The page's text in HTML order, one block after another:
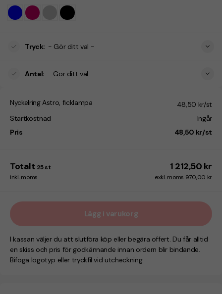
Tryck: - Gör ditt val -
Antal: - Gör ditt val -
Nyckelring Astro, ficklampa
48,50 kr/st
Startkostnad
Ingår
Pris
48,50 kr/st
Totalt 25 st 1 212,50 kr
inkl. moms exkl. moms 970,00 kr
Lägg i varukorg
I kassan väljer du att slutföra köp eller begära offert. Du får alltid
en skiss och pris för godkännande innan ordern blir bindande.
Bifoga logotyp eller tryckfil vid utcheckning.